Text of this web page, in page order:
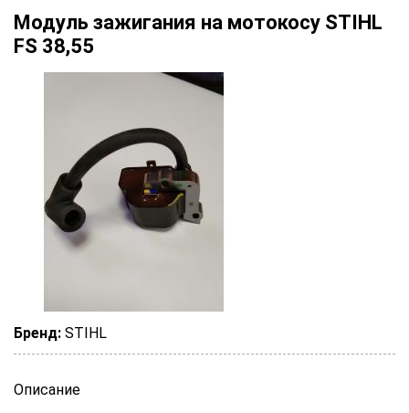
Модуль зажигания на мотокосу STIHL
FS 38,55
Бренд: STIHL
Описание